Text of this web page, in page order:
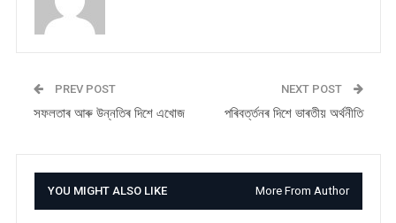
PREV POST
সফলতাৰ আৰু উন্নতিৰ দিশে এখোজ
NEXT POST
পৰিবৰ্ত্তনৰ দিশে ভাৰতীয় অৰ্থনীতি
YOU MIGHT ALSO LIKE More From Author